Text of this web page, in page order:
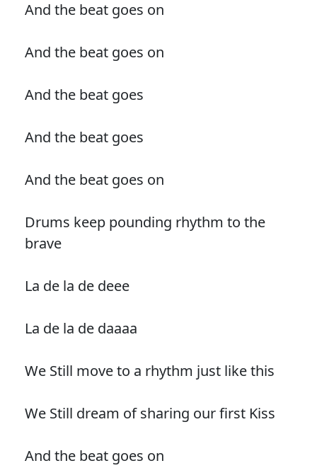
And the beat goes on
And the beat goes on
And the beat goes
And the beat goes
And the beat goes on
Drums keep pounding rhythm to the
brave
La de la de deee
La de la de daaaa
We Still move to a rhythm just like this
We Still dream of sharing our first Kiss
And the beat goes on